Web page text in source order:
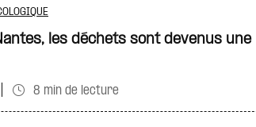
sélection
les déchets sont devenus une
8 min de lecture